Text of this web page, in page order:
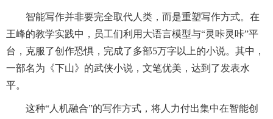
智能写作并非要完全取代人类，而是重塑写作方式。在
王峰的教学实践中，员工们利用大语言模型与“灵咔灵咔”平
台，克服了创作恐惧，完成了多部5万字以上的小说。其中，
一部名为《下山》的武侠小说，文笔优美，达到了发表水
平。
这种“人机融合”的写作方式，将人力付出集中在智能创